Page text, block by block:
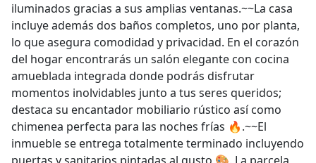
iluminados gracias a sus amplias ventanas.~~La casa
incluye además dos baños completos, uno por planta,
lo que asegura comodidad y privacidad. En el corazón
del hogar encontrarás un salón elegante con cocina
amueblada integrada donde podrás disfrutar
momentos inolvidables junto a tus seres queridos;
destaca su encantador mobiliario rústico así como
chimenea perfecta para las noches frías 🔥.~~El
inmueble se entrega totalmente terminado incluyendo